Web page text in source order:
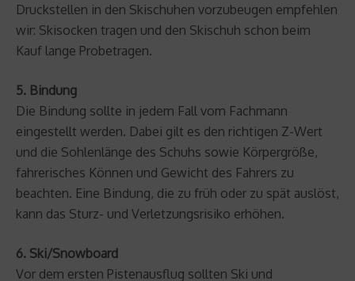
Druckstellen in den Skischuhen vorzubeugen empfehlen
wir: Skisocken tragen und den Skischuh schon beim
Kauf lange Probetragen.
5. Bindung
Die Bindung sollte in jedem Fall vom Fachmann
eingestellt werden. Dabei gilt es den richtigen Z-Wert
und die Sohlenlänge des Schuhs sowie Körpergröße,
fahrerisches Können und Gewicht des Fahrers zu
beachten. Eine Bindung, die zu früh oder zu spät auslöst,
kann das Sturz- und Verletzungsrisiko erhöhen.
6. Ski/Snowboard
Vor dem ersten Pistenausflug sollten Ski und